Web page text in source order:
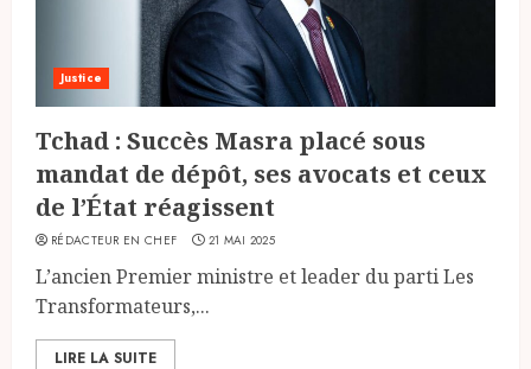
Justice
Tchad : Succès Masra placé sous
mandat de dépôt, ses avocats et ceux
de l’État réagissent
RÉDACTEUR EN CHEF 21 MAI 2025
L’ancien Premier ministre et leader du parti Les
Transformateurs,...
LIRE LA SUITE